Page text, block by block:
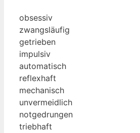
obsessiv
zwangsläufig
getrieben
impulsiv
automatisch
reflexhaft
mechanisch
unvermeidlich
notgedrungen
triebhaft